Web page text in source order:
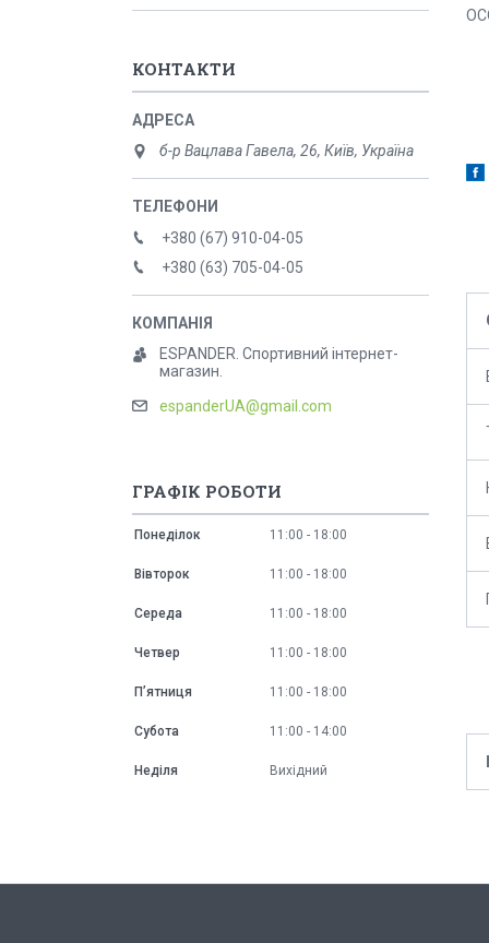
КОНТАКТИ
б-р Вацлава Гавела, 26, Київ, Україна
+380 (67) 910-04-05
+380 (63) 705-04-05
ESPANDER. Спортивний інтернет-
магазин.
espanderUA@gmail.com
ГРАФІК РОБОТИ
Понеділок 11:00 18:00
Вівторок 11:00 18:00
Середа 11:00 18:00
Четвер 11:00 18:00
Пʼятниця 11:00 18:00
Субота 11:00 14:00
Неділя Вихідний